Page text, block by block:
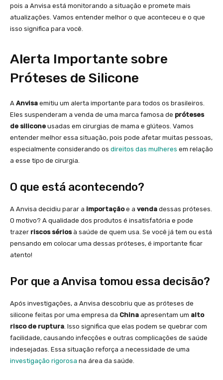
pois a Anvisa está monitorando a situação e promete mais
atualizações. Vamos entender melhor o que aconteceu e o que
isso significa para você.
Alerta Importante sobre
Próteses de Silicone
A Anvisa emitiu um alerta importante para todos os brasileiros.
Eles suspenderam a venda de uma marca famosa de próteses
de silicone usadas em cirurgias de mama e glúteos. Vamos
entender melhor essa situação, pois pode afetar muitas pessoas,
especialmente considerando os direitos das mulheres em relação
a esse tipo de cirurgia.
O que está acontecendo?
A Anvisa decidiu parar a importaçãoe a venda dessas próteses.
O motivo? A qualidade dos produtos é insatisfatória e pode
trazer riscos sériosà saúde de quem usa. Se você já tem ou está
pensando em colocar uma dessas próteses, é importante ficar
atento!
Por que a Anvisa tomou essa decisão?
Após investigações, a Anvisa descobriu que as próteses de
silicone feitas por uma empresa da China apresentam um alto
risco de ruptura. Isso significa que elas podem se quebrar com
facilidade, causando infecções e outras complicações de saúde
indesejadas. Essa situação reforça a necessidade de uma
investigação rigorosa na área da saúde.